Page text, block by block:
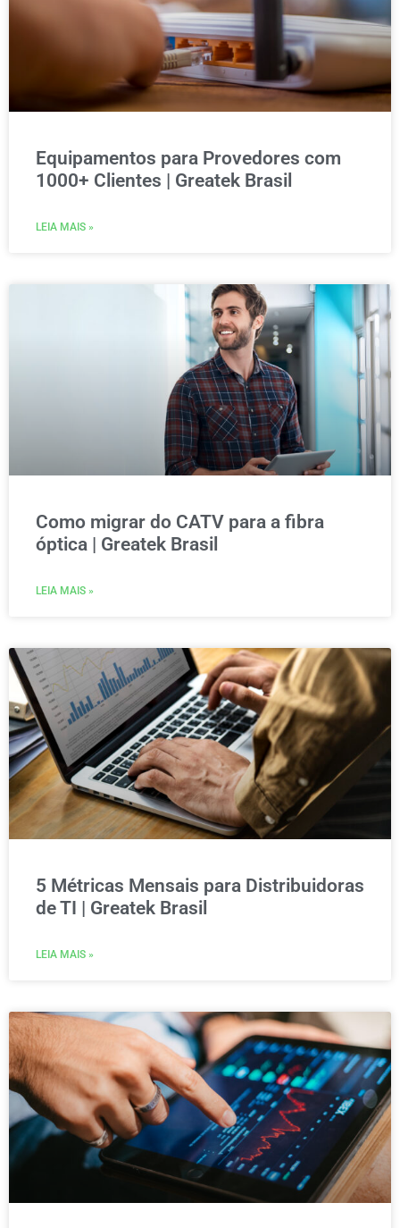
Equipamentos para Provedores com
1000+ Clientes | Greatek Brasil
LEIA MAIS »
Como migrar do CATV para a fibra
óptica | Greatek Brasil
LEIA MAIS »
5 Métricas Mensais para Distribuidoras
de TI | Greatek Brasil
LEIA MAIS »